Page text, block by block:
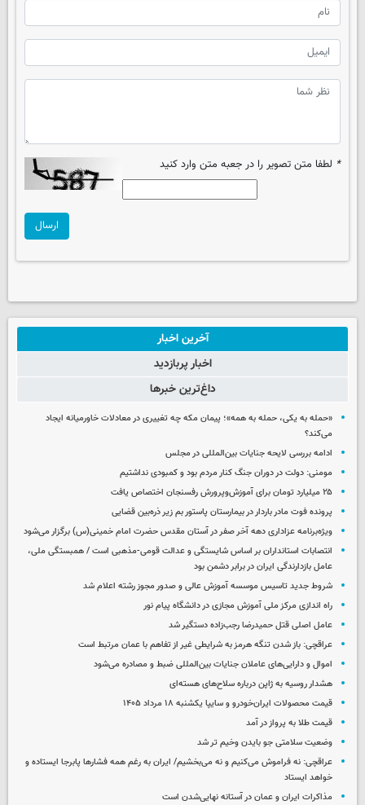
* لطفا متن تصویر را در جعبه متن وارد کنید
ارسال
آخرین اخبار
اخبار پربازدید
داغ‌ترین خبرها
«حمله به یکی، حمله به همه»؛ پیمان مکه چه تغییری در معادلات خاورمیانه ایجاد
می‌کند؟
ادامه بررسی لایحه جنایات بین‌المللی در مجلس
مومنی: دولت در دوران جنگ کنار مردم بود و کمبودی نداشتیم
۲۵ میلیارد تومان برای آموزش‌وپرورش رفسنجان اختصاص یافت
پرونده فوت مادر باردار در بیمارستان پاستور بم زیر ذره‌بین قضایی
ویژه‌برنامه عزاداری دهه آخر صفر در آستان مقدس حضرت امام خمینی(س) برگزار می‌شود
انتصابات استانداران بر اساس شایستگی و عدالت قومی-مذهبی است / همبستگی ملی،
عامل بازدارندگی ایران در برابر دشمن بود
شروط جدید تاسیس موسسه آموزش عالی و صدور مجوز رشته اعلام شد
راه اندازی مرکز ملی آموزش مجازی در دانشگاه پیام نور
عامل اصلی قتل حمیدرضا رجب‌زاده دستگیر شد
عراقچی: باز شدن تنگه هرمز به شرایطی غیر از تفاهم با عمان مرتبط است
اموال و دارایی‌های عاملان جنایات بین‌المللی ضبط و مصادره می‌شود
هشدار روسیه به ژاپن درباره سلاح‌های هسته‌ای
قیمت محصولات ایران‌خودرو و سایپا یکشنبه ۱۸ مرداد ۱۴۰۵
قیمت طلا به پرواز در آمد
وضعیت سلامتی جو بایدن وخیم تر شد
عراقچی: نه فراموش می‌کنیم و نه می‌بخشیم/ ایران به رغم همه فشارها پابرجا ایستاده و
خواهد ایستاد
مذاکرات ایران و عمان در آستانه نهایی‌شدن است